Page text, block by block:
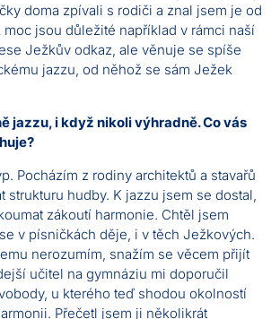
doma zpívali s rodiči a znal jsem je od
jsou důležité například v rámci naší
Ježkův odkaz, ale věnuje se spíše
jazzu, od něhož se sám Ježek
jazzu, i když nikoli výhradně. Co vás
Pocházím z rodiny architektů a stavařů
strukturu hudby. K jazzu jsem se dostal,
zákoutí harmonie. Chtěl jsem
v písničkách děje, i v těch Ježkových.
nerozumím, snažím se věcem přijít
učitel na gymnáziu mi doporučil
u kterého teď shodou okolností
Přečetl jsem ji několikrát